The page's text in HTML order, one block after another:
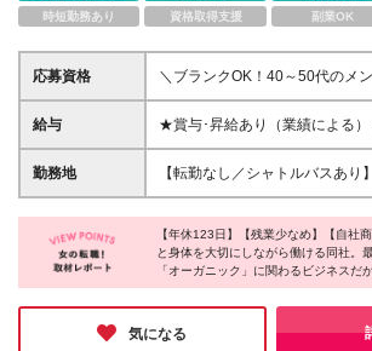
時短勤務あり
資格取得支援 副業OK
応募資格
＼ブランクOK！40～50代のメン
歴不問 ◆PCを使った事務経験
不問） └事務の職種でなくても
ってるかも！？≫ ◎決まった仕事をコツコツこなす
方が得意だ ◎なるべく同年代と
られる仕事が良い ◎東急線･南
事務経験者 ★現在、40代～50代の女性メンバーが中
心となって活躍中！ 子育てが
っかり働きたい方や、これまで
最後の転職にしたいとお考えの
給与
★賞与･昇給あり（業績による）
ョン検査全額補助やウォーター
い待遇あり 月給25万円～28万円＋交通費全額支給 ※
いたします。 ※試用期間6ヶ月
待遇に差異はありません）。
勤務地
【転勤なし／シャトルバスあり】 神奈川県川崎市高
津区坂戸3-2-1 かながわサイエン
更の範囲)上記を除く当社関連勤
【年休123日】【残業少なめ】【自社
と身体を大切にしながら働ける同社。
「オーガニック」に関わるビジネスだ
管理も手厚くサポート。オフィスには
期に農家直送の無農薬野菜や果物がサ
も！同世代の40～50代メンバーと和気
囲気も魅力的でした。経験者が腰を据
気になる